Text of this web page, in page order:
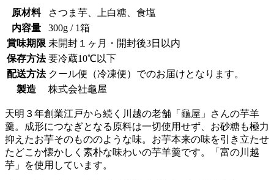
原材料
さつま芋、上白糖、食塩
内容量
300g / 1箱
賞味期限 未開封１ヶ月・開封後3日以内
保存方法 要冷蔵10℃以下
配送方法 クール便（冷凍便）でのお届けとなります。
製造
株式会社龜屋
天明３年創業江戸から続く川越の老舗「龜屋」さんの芋羊
羹。成形につなぎとなる原料は一切使用せず、お砂糖も極力
抑えたお芋そのもののような味。お芋本来の味を引き立たせ
たどこか懐かしく素朴な味わいの芋羊羹です。「富の川越
芋」を使用しています。